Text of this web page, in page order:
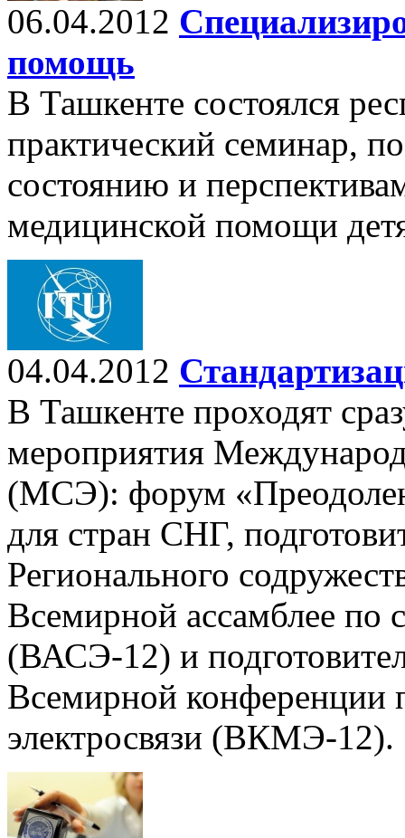
06.04.2012
помощь
В Ташкенте состоялся
практический семинар,
состоянию и
медицинской помощи
04.04.2012
В Ташкенте проходят
мероприятия
(МСЭ): форум
для стран СНГ,
Регионального
Всемирной ассамблее по
(ВАСЭ-12) и
Всемирной конференции
электросвязи (ВКМЭ-12).